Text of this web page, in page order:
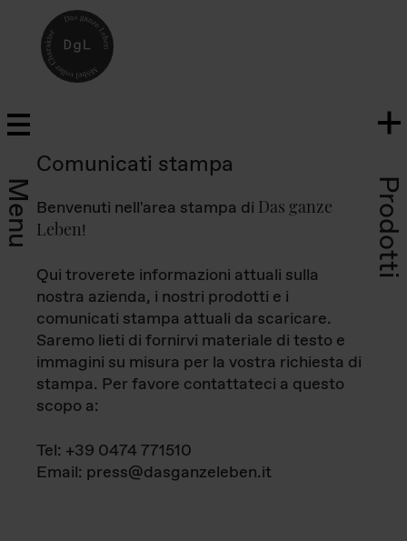
Menu Prodotti
Comunicati stampa
Benvenuti nell'area stampa di Das ganze
Leben!
Qui troverete informazioni attuali sulla
nostra azienda, i nostri prodotti e i
comunicati stampa attuali da scaricare.
Saremo lieti di fornirvi materiale di testo e
immagini su misura per la vostra richiesta di
stampa. Per favore contattateci a questo
scopo a:
Tel: +39 0474 771510
Email: press@dasganzeleben.it